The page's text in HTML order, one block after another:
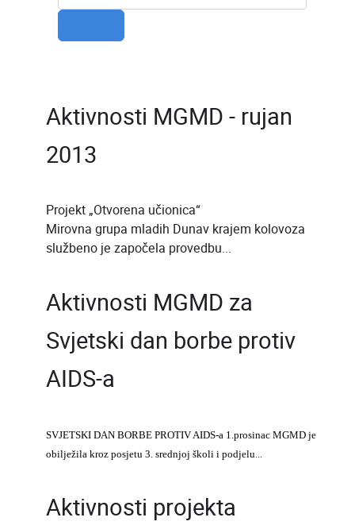
Aktivnosti MGMD - rujan
2013
Projekt „Otvorena učionica“
Mirovna grupa mladih Dunav krajem kolovoza
službeno je započela provedbu...
Aktivnosti MGMD za
Svjetski dan borbe protiv
AIDS-a
SVJETSKI DAN BORBE PROTIV AIDS-a 1.prosinac MGMD je
obilježila kroz posjetu 3. srednjoj školi i podjelu...
Aktivnosti projekta